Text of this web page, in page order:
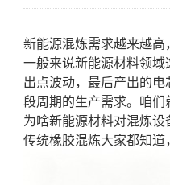
新能源混炼需求越来越
一般来说新能源材料领
出点波动，最后产出的
段周期的生产需求。咱们
为啥新能源材料对混炼设
传统橡胶混炼大家都知道